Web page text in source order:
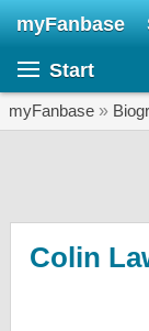
myFanbase
Start
myFanbase »
Colin